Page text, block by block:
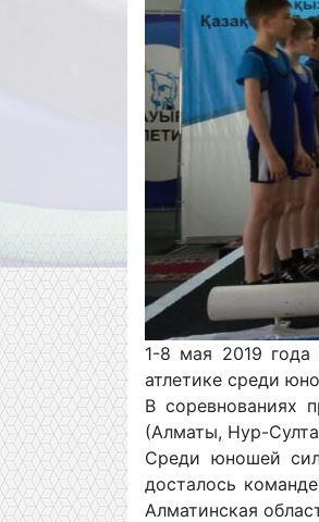
1-8 мая 2019 года
атлетике среди
В соревнованиях
(Алматы, Нур-
Среди юношей
досталось
Алматинская